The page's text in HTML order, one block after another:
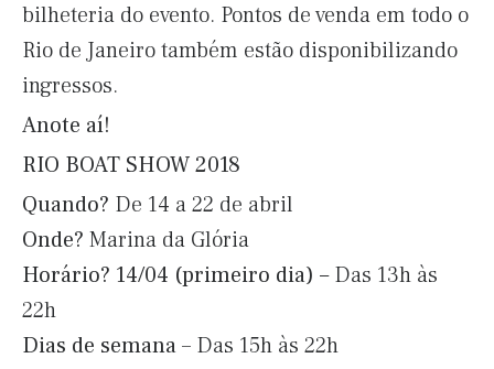
bilheteria do evento. Pontos de venda em todo o
Rio de Janeiro também estão disponibilizando
ingressos.
Anote aí!
RIO BOAT SHOW 2018
Quando? De 14 a 22 de abril
Onde? Marina da Glória
Horário? 14/04 (primeiro dia) – Das 13h às
22h
Dias de semana – Das 15h às 22h